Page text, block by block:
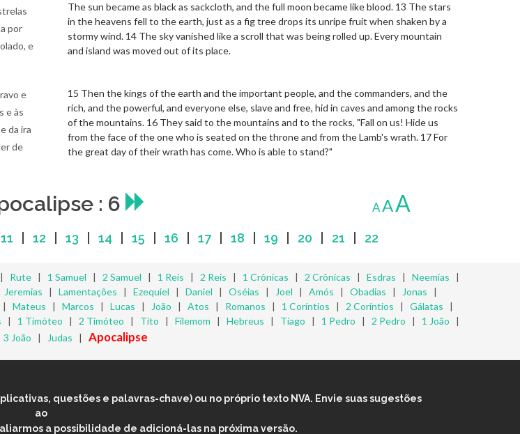
por
e
The sun became as black as sackcloth, and the full moon became like blood. 13 The stars
in the heavens fell to the earth, just as a fig tree drops its unripe fruit when shaken by a
stormy wind. 14 The sky vanished like a scroll that was being rolled up. Every mountain
and island was moved out of its place.
e
e às
da ira
de
15 Then the kings of the earth and the important people, and the commanders, and the
rich, and the powerful, and everyone else, slave and free, hid in caves and among the rocks
of the mountains. 16 They said to the mountains and to the rocks, "Fall on us! Hide us
from the face of the one who is seated on the throne and from the Lamb's wrath. 17 For
the great day of their wrath has come. Who is able to stand?"
: 6 AAA
11 12 13 14 15 16 17| 18 19 20 21 22
| Rute| 1 Samuel | 2 Samuel | 1 Reis | 2 Reis | 1 Crônicas | 2 Crônicas | Esdras | Neemias |
Jeremias | Lamentações | Ezequiel | Daniel | Oséias | Joel | Amós | Obadias | Jonas |
| Mateus | Marcos | Lucas | João | Atos | Romanos | 1 Coríntios | 2 Coríntios | Gálatas |
| 1 Timóteo | 2 Timóteo | Tito | Filemom | Hebreus | Tiago | 1 Pedro | 2 Pedro | 1 João |
3 João | Judas | Apocalipse
questões e palavras-chave) ou no próprio texto NVA. Envie suas sugestões
ao
a possibilidade de adicioná-las na próxima versão.